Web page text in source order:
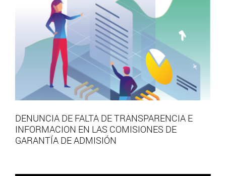
DENUNCIA DE FALTA DE TRANSPARENCIA E
INFORMACION EN LAS COMISIONES DE
GARANTÍA DE ADMISIÓN